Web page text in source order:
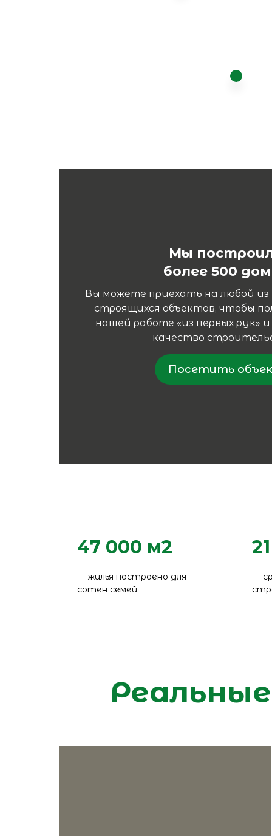
Мы
более 500
Вы можете приехать на любой из
строящихся объектов, чтобы
нашей работе «из первых рук»
качество
Посетить
47 000 м2
— жилья построено для
сотен семей
—